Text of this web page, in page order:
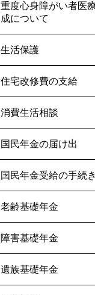
重度心身障がい者医
成について
生活保護
住宅改修費の支給
消費生活相談
国民年金の届け出
国民年金受給の手続き
老齢基礎年金
障害基礎年金
遺族基礎年金